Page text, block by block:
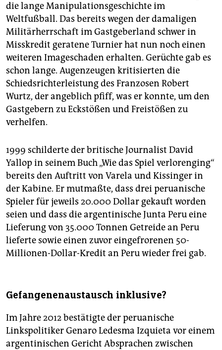
die lange Manipulationsgeschichte im
Weltfußball. Das bereits wegen der damaligen
Militärherrschaft im Gastgeberland schwer in
Misskredit geratene Turnier hat nun noch einen
weiteren Imageschaden erhalten. Gerüchte gab es
schon lange. Augenzeugen kritisierten die
Schiedsrichterleistung des Franzosen Robert
Wurtz, der angeblich pfiff, was er konnte, um den
Gastgebern zu Eckstößen und Freistößen zu
verhelfen.
1999 schilderte der britische Journalist David
Yallop in seinem Buch „Wie das Spiel verlorenging“
bereits den Auftritt von Varela und Kissinger in
der Kabine. Er mutmaßte, dass drei peruanische
Spieler für jeweils 20.000 Dollar gekauft worden
seien und dass die argentinische Junta Peru eine
Lieferung von 35.000 Tonnen Getreide an Peru
lieferte sowie einen zuvor eingefrorenen 50-
Millionen-Dollar-Kredit an Peru wieder frei gab.
Gefangenenaustausch inklusive?
Im Jahre 2012 bestätigte der peruanische
Linkspolitiker Genaro Ledesma Izquieta vor einem
argentinischen Gericht Absprachen zwischen